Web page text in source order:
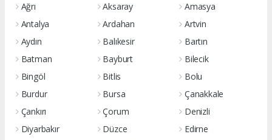
Ağrı
Aksaray
Amasya
Antalya
Ardahan
Artvin
Aydın
Balıkesir
Bartın
Batman
Bayburt
Bilecik
Bingöl
Bitlis
Bolu
Burdur
Bursa
Çanakkale
Çankırı
Çorum
Denizli
Diyarbakır
Düzce
Edirne